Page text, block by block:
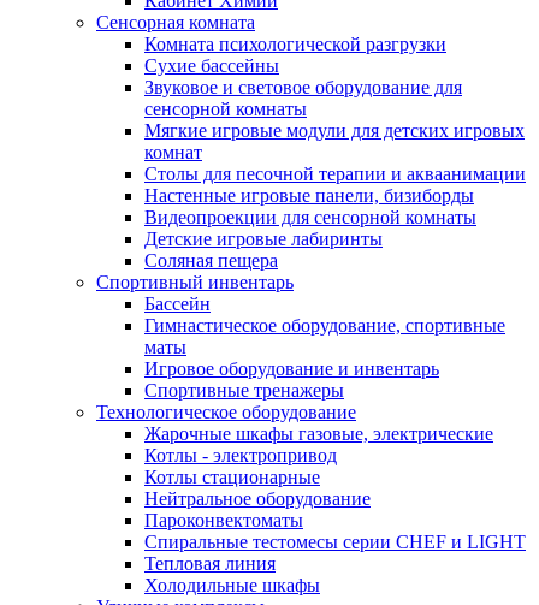
Сенсорная комната
Комната психологической разгрузки
Сухие бассейны
Звуковое и световое оборудование для
сенсорной комнаты
Мягкие игровые модули для детских игровых
комнат
Столы для песочной терапии и акваанимации
Настенные игровые панели, бизиборды
Видеопроекции для сенсорной комнаты
Детские игровые лабиринты
Соляная пещера
Спортивный инвентарь
Бассейн
Гимнастическое оборудование, спортивные
маты
Игровое оборудование и инвентарь
Спортивные тренажеры
Технологическое оборудование
Жарочные шкафы газовые, электрические
Котлы - электропривод
Котлы стационарные
Нейтральное оборудование
Пароконвектоматы
Спиральные тестомесы серии CHEF и LIGHT
Тепловая линия
Холодильные шкафы